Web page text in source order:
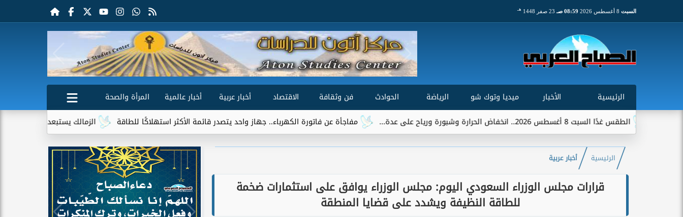
السبت 08:59 صـ 23 صفر 1448 هـ
الرئيسية الأخبار ميديا وتوك شو الرياضة الحوادث فن وثقافة الاقتصاد أخبار عربية أخبار عالمية
المرأة والصحة
الزمالك يستبعد 4 لاعبين شباب من حساباته في الموسم الجديد
مفاجأة عن فاتورة الكهرباء.. جهاز واحد يتصدر قائمة الأكثر استهلاكًا للطاقة الطقس غدًا السبت 8 أغسطس 2026.. انخفاض الحرارة وشبورة ورياح على عدة...
الرئيسية أخبار عربية
قرارات مجلس الوزراء السعودي اليوم: مجلس الوزراء يوافق على استثمارات ضخمة
للطاقة النظيفة ويشدد على قضايا المنطقة